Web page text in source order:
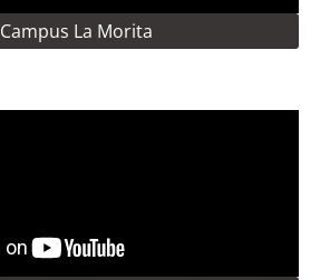
Campus La Morita